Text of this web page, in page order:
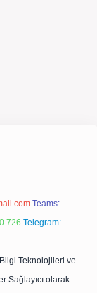
Teams:
726 Telegram:
Teknolojileri ve
Sağlayıcı olarak